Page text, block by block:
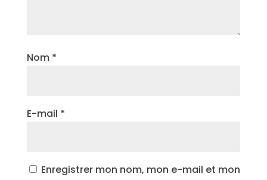
Nom *
E-mail *
Enregistrer mon nom, mon e-mail et mon